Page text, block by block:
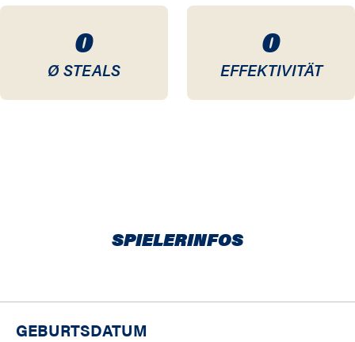
0
Ø STEALS
0
EFFEKTIVITÄT
SPIELERINFOS
GEBURTSDATUM